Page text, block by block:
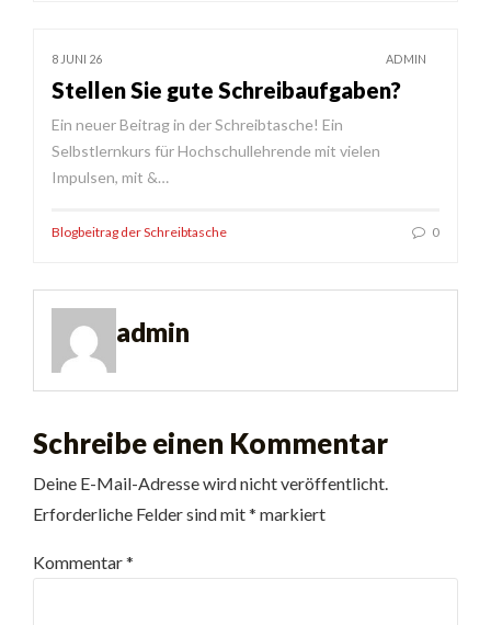
8 JUNI 26 ADMIN
Stellen Sie gute Schreibaufgaben?
Ein neuer Beitrag in der Schreibtasche! Ein
Selbstlernkurs für Hochschullehrende mit vielen
Impulsen, mit &…
Blogbeitrag der Schreibtasche 0
admin
Schreibe einen Kommentar
Deine E-Mail-Adresse wird nicht veröffentlicht.
Erforderliche Felder sind mit* markiert
Kommentar*